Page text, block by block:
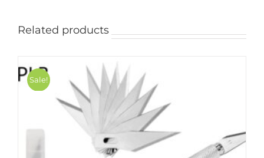
Related products
Sale!